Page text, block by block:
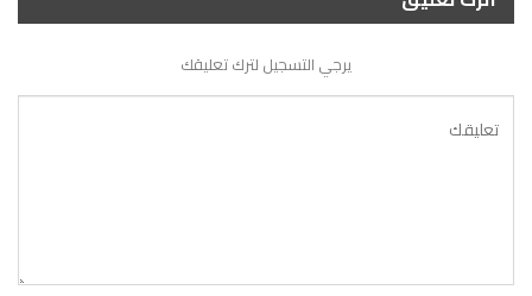
يرجي التسجيل لترك تعليقك